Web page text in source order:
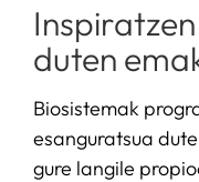
duten
Biosistemak
esanguratsua
gure langile